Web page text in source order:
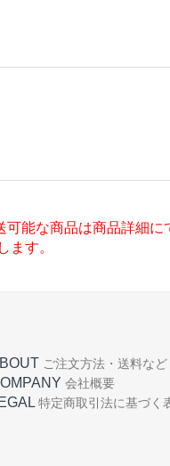
能な商品は商品詳細に
ます。
ご注文方法・送料など
会社概要
特定商取引法に基づく